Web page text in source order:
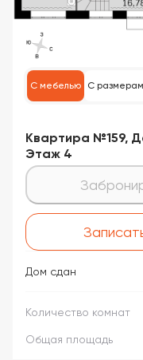
С мебелью С
Квартира №159,
Этаж 4
Дом сдан
Количество комнат
Общая площадь